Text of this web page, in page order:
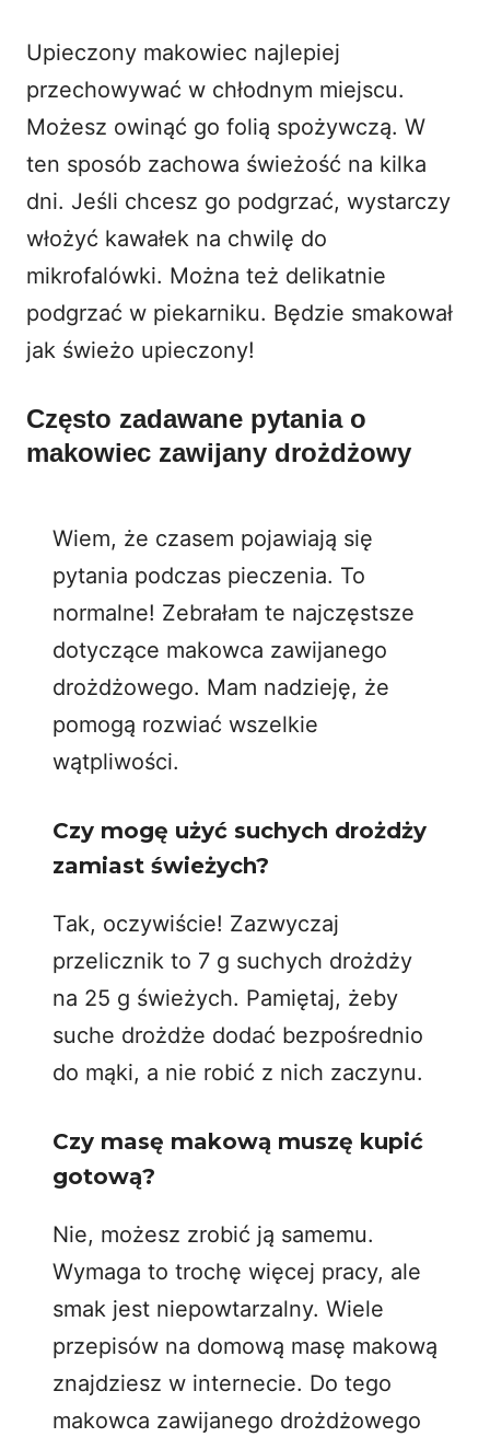
Upieczony makowiec najlepiej
przechowywać w chłodnym miejscu.
Możesz owinąć go folią spożywczą. W
ten sposób zachowa świeżość na kilka
dni. Jeśli chcesz go podgrzać, wystarczy
włożyć kawałek na chwilę do
mikrofalówki. Można też delikatnie
podgrzać w piekarniku. Będzie smakował
jak świeżo upieczony!
Często zadawane pytania o
makowiec zawijany drożdżowy
Wiem, że czasem pojawiają się
pytania podczas pieczenia. To
normalne! Zebrałam te najczęstsze
dotyczące makowca zawijanego
drożdżowego. Mam nadzieję, że
pomogą rozwiać wszelkie
wątpliwości.
Czy mogę użyć suchych drożdży
zamiast świeżych?
Tak, oczywiście! Zazwyczaj
przelicznik to 7 g suchych drożdży
na 25 g świeżych. Pamiętaj, żeby
suche drożdże dodać bezpośrednio
do mąki, a nie robić z nich zaczynu.
Czy masę makową muszę kupić
gotową?
Nie, możesz zrobić ją samemu.
Wymaga to trochę więcej pracy, ale
smak jest niepowtarzalny. Wiele
przepisów na domową masę makową
znajdziesz w internecie. Do tego
makowca zawijanego drożdżowego